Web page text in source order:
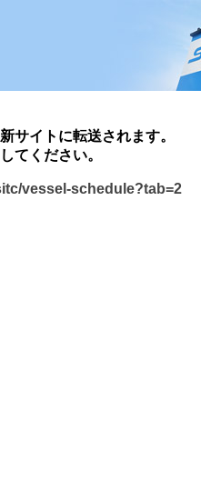
サイトに転送されます。
てください。
vessel-schedule?tab=2